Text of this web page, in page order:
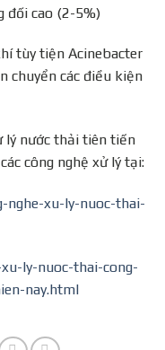
đối cao (2-5%)
tùy tiện Acinebacter
chuyển các điều kiện
lý nước thải tiên tiến
công nghệ xử lý tại:
xu-ly-nuoc-thai-
ly-nuoc-thai-cong-
nay.html